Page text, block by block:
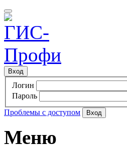
Вход
Логин
Пароль
Проблемы с доступом
Меню